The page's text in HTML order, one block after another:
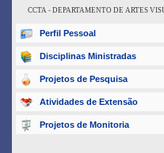
CCTA - DEPARTAMENTO DE ARTES
Perfil Pessoal
Disciplinas Ministradas
Projetos de Pesquisa
Atividades de Extensão
Projetos de Monitoria